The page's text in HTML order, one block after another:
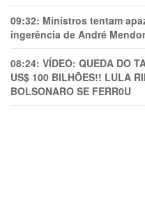
09:32: Ministros tentam
ingerência de André
08:24: VÍDEO: QUEDA DO
US$ 100 BILHÕES!! LULA
BOLSONARO SE FERR0U